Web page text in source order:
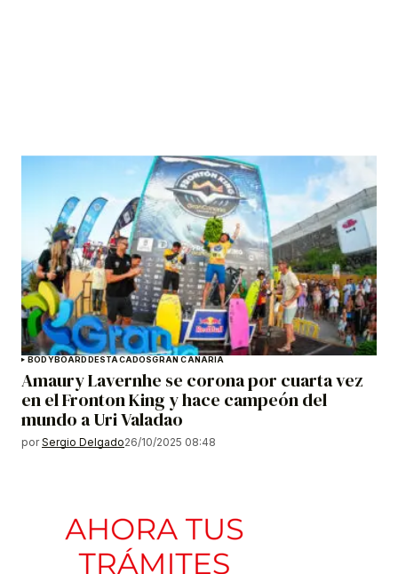
BODYBOARDDESTACADOSGRAN CANARIA
Amaury Lavernhe se corona por cuarta vez
en el Fronton King y hace campeón del
mundo a Uri Valadao
por Sergio Delgado26/10/2025 08:48